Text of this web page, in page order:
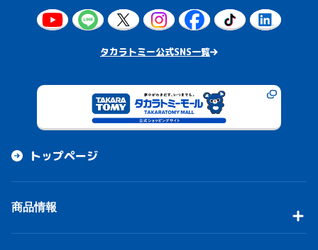
タカラトミー公式SNS一覧
トップページ
商品情報